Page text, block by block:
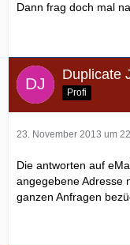
Dann frag doch mal
Duplicate
Profi
23. November 2013 um
Die antworten auf
angegebene Adresse
ganzen Anfragen